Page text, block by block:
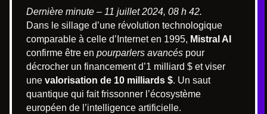
Dernière minute – 11 juillet 2024, 08 h 42.
Dans le sillage d’une révolution technologique
comparable à celle d’Internet en 1995, Mistral AI
confirme être en pourparlers avancés pour
décrocher un financement d’1 milliard $ et viser
une valorisation de 10 milliards $. Un saut
quantique qui fait frissonner l’écosystème
européen de l’intelligence artificielle.